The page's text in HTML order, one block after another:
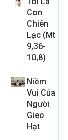
Con
Chiên
Lạc (Mt
9,36-
10,8)
Niềm
Vui Của
Người
Gieo
Hạt